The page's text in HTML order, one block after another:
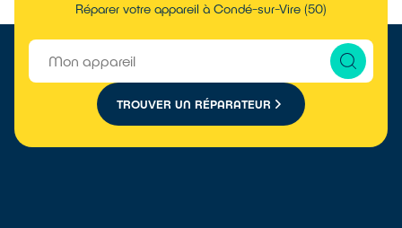
Réparer votre appareil à Condé-sur-Vire (50)
TROUVER UN RÉPARATEUR